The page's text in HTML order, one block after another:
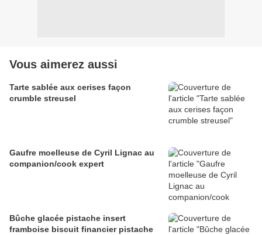
Vous aimerez aussi
Tarte sablée aux cerises façon
crumble streusel
Gaufre moelleuse de Cyril Lignac au
companion/cook expert
Bûche glacée pistache insert
framboise biscuit financier pistache